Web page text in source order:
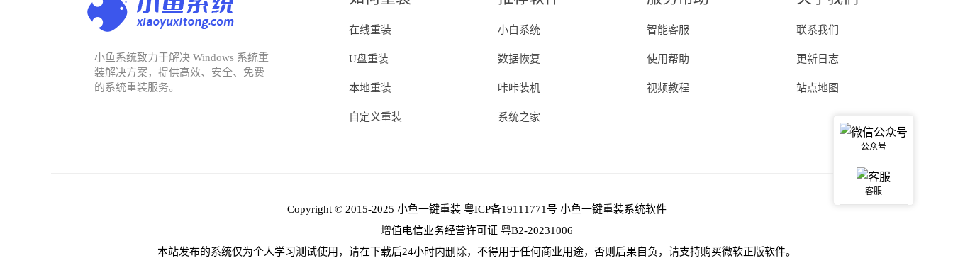
小鱼系统致力于解决 Windows 系统重
装解决方案，提供高效、安全、免费
的系统重装服务。
在线重装
U盘重装
本地重装
自定义重装
小白系统
数据恢复
咔咔装机
系统之家
智能客服
使用帮助
视频教程
联系我们
更新日志
站点地图
Copyright © 2015-2025 小鱼一键重装 粤ICP备19111771号 小鱼一键重装系统软件
增值电信业务经营许可证 粤B2-20231006
本站发布的系统仅为个人学习测试使用，请在下载后24小时内删除，不得用于任何商业用途，否则后果自负，请支持购买微软正版软件。
公众号
客服